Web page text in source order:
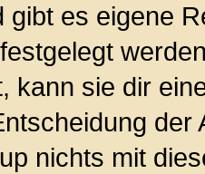
gibt es eigene
kann sie dir
nichts mit